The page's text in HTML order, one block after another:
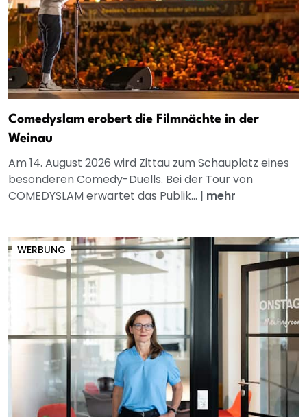
Comedyslam erobert die Filmnächte in der
Weinau
Am 14. August 2026 wird Zittau zum Schauplatz eines
besonderen Comedy-Duells. Bei der Tour von
COMEDYSLAM erwartet das Publik... | mehr
WERBUNG